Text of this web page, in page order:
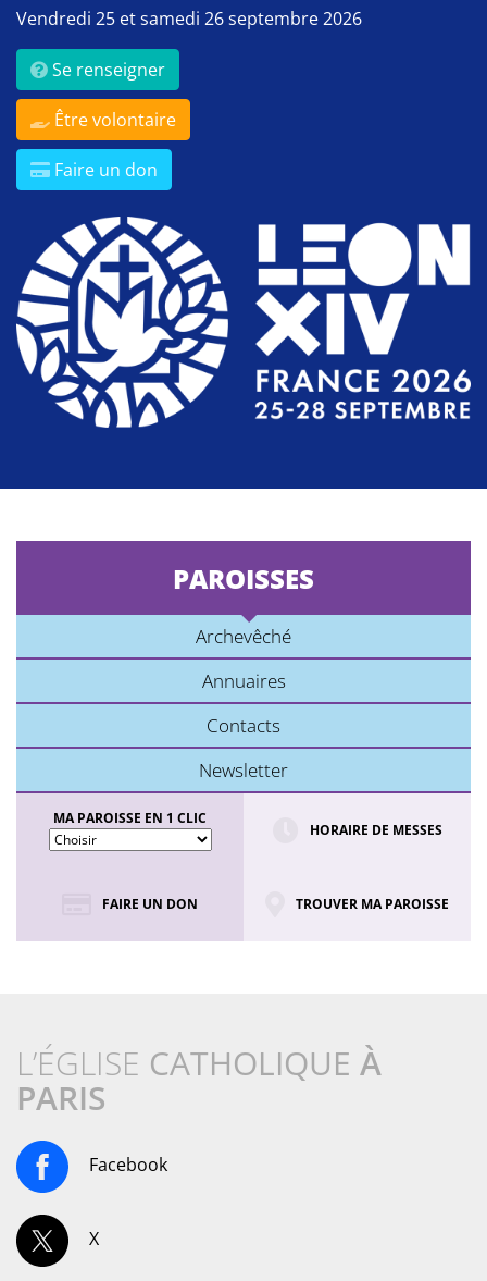
Vendredi 25 et samedi 26 septembre 2026
Se renseigner
Être volontaire
Faire un don
PAROISSES
Archevêché
Annuaires
Contacts
Newsletter
MA PAROISSE EN 1 CLIC
HORAIRE DE MESSES
FAIRE UN DON TROUVER MA PAROISSE
L’ÉGLISE CATHOLIQUE À
PARIS
Facebook
X